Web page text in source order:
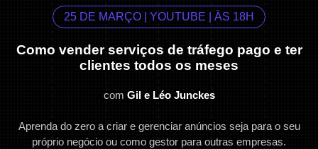
25 DE MARÇO | YOUTUBE | ÀS 18H
Como vender serviços de tráfego pago e ter
clientes todos os meses
com Gil e Léo Junckes
Aprenda do zero a criar e gerenciar anúncios seja para o seu
próprio negócio ou como gestor para outras empresas.